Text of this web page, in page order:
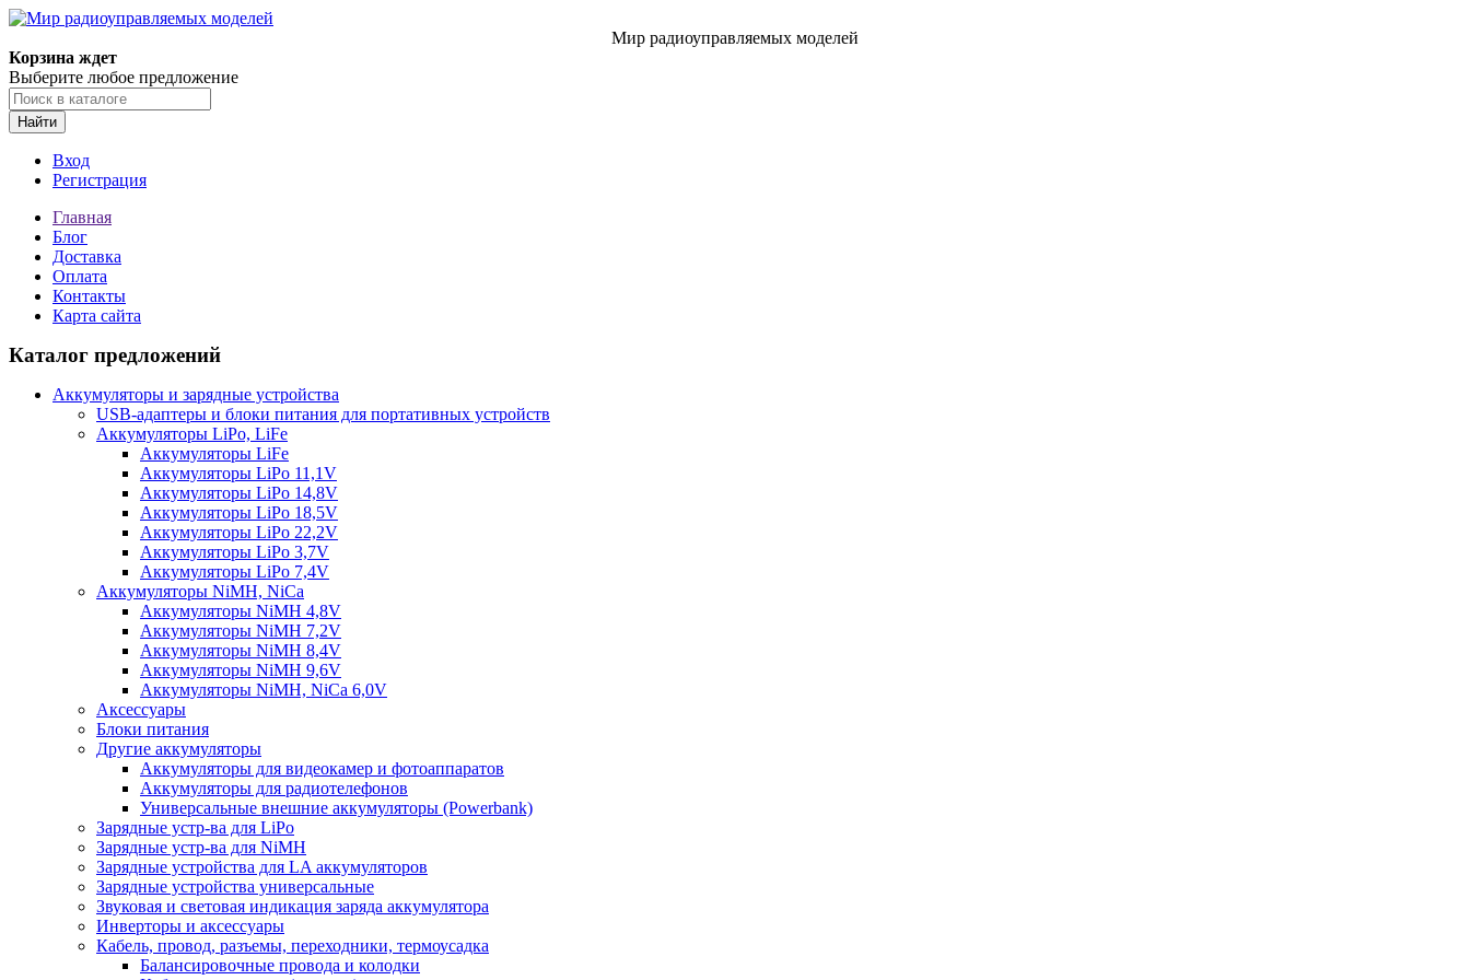
Мир радиоуправляемых моделей
Корзина ждет
Выберите любое предложение
Найти
Вход
Регистрация
Главная
Блог
Доставка
Оплата
Контакты
Карта сайта
Каталог предложений
Аккумуляторы и зарядные устройства
USB-адаптеры и блоки питания для портативных устройств
Аккумуляторы LiPo, LiFe
Аккумуляторы LiFe
Аккумуляторы LiPo 11,1V
Аккумуляторы LiPo 14,8V
Аккумуляторы LiPo 18,5V
Аккумуляторы LiPo 22,2V
Аккумуляторы LiPo 3,7V
Аккумуляторы LiPo 7,4V
Аккумуляторы NiMH, NiCa
Аккумуляторы NiMH 4,8V
Аккумуляторы NiMH 7,2V
Аккумуляторы NiMH 8,4V
Аккумуляторы NiMH 9,6V
Аккумуляторы NiMH, NiCa 6,0V
Аксессуары
Блоки питания
Другие аккумуляторы
Аккумуляторы для видеокамер и фотоаппаратов
Аккумуляторы для радиотелефонов
Универсальные внешние аккумуляторы (Powerbank)
Зарядные устр-ва для LiPo
Зарядные устр-ва для NiMH
Зарядные устройства для LA аккумуляторов
Зарядные устройства универсальные
Звуковая и световая индикация заряда аккумулятора
Инверторы и аксессуары
Кабель, провод, разъемы, переходники, термоусадка
Балансировочные провода и колодки